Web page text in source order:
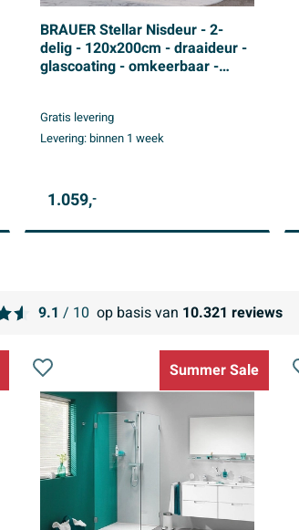
BRAUER Stellar Nisdeur - 2-
delig - 120x200cm - draaideur -
glascoating - omkeerbaar -
Gratis levering
Levering:binnen 1 week
1.059,-
Summer Sale
9.1 / 10 op basis van 10.321 reviews